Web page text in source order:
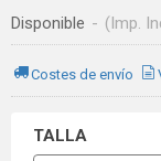
Disponible - (Imp.
Costes de envío
TALLA